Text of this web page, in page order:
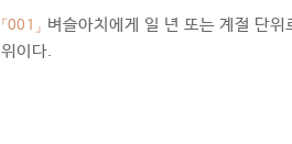
「001」 벼슬아치에게 일 년 또는 계절 단
위이다.